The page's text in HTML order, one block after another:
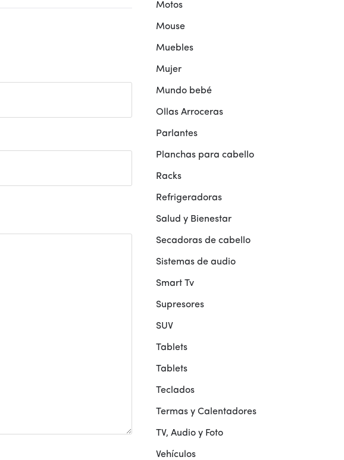
Motos
Mouse
Muebles
Mujer
Mundo bebé
Ollas Arroceras
Parlantes
Planchas para cabello
Racks
Refrigeradoras
Salud y Bienestar
Secadoras de cabello
Sistemas de audio
Smart Tv
Supresores
SUV
Tablets
Tablets
Teclados
Termas y Calentadores
TV, Audio y Foto
Vehículos